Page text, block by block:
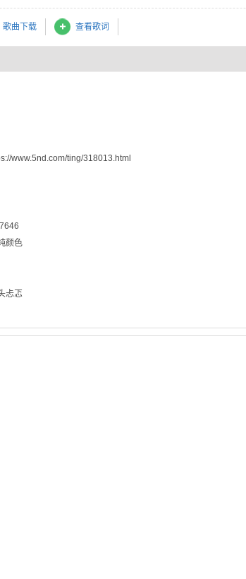
歌曲下载 查看歌词
www.5nd.com/ting/318013.html
颜色
忐忑